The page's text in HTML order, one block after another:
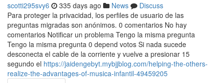
scotti295svy6 335 days ago News
Discuss
Para proteger la privacidad, los perfiles de usuario de las
preguntas migradas son anónimos. 0 comentarios No hay
comentarios Notificar un problema Tengo la misma pregunta
Tengo la misma pregunta 0 depend votos Si nada sucede
desconecta el cable de la corriente y vuelve a presionar 15
segundo el https://jaidengebyt.mybjjblog.com/helping-the-others-
realize-the-advantages-of-musica-infantil-49459205